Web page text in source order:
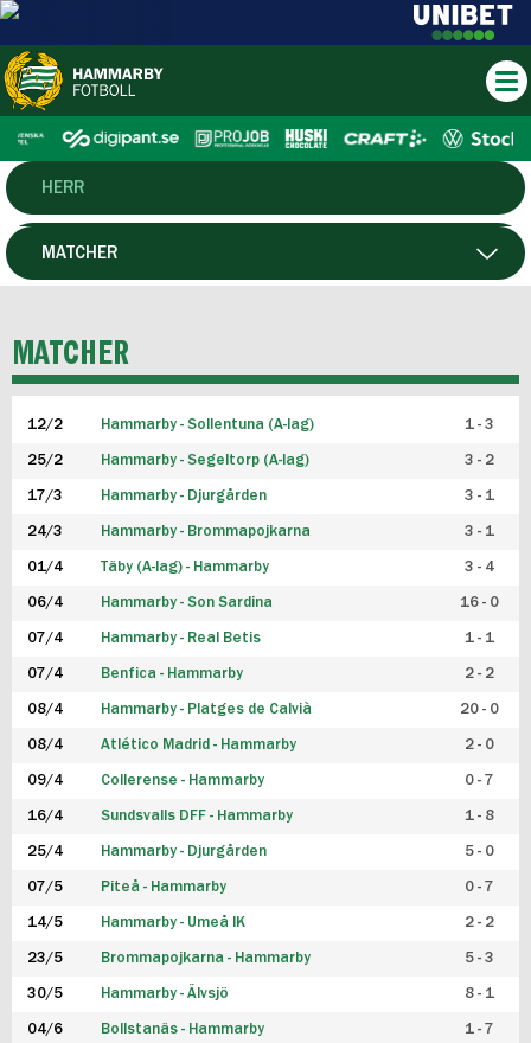
HERR
DAM
P19
F19
FUTSAL HERR
FUTSAL DAM
MATCHER
MATCHER
12/2 Hammarby - Sollentuna (A-lag) 1 - 3
25/2 Hammarby - Segeltorp (A-lag) 3 - 2
17/3 Hammarby - Djurgården 3 - 1
24/3 Hammarby - Brommapojkarna 3 - 1
01/4 Täby (A-lag) - Hammarby 3 - 4
06/4 Hammarby - Son Sardina 16 - 0
07/4 Hammarby - Real Betis 1 - 1
07/4 Benfica - Hammarby 2 - 2
08/4 Hammarby - Platges de Calvià 20 - 0
08/4 Atlético Madrid - Hammarby 2 - 0
09/4 Collerense - Hammarby 0 - 7
16/4 Sundsvalls DFF - Hammarby 1 - 8
25/4 Hammarby - Djurgården 5 - 0
07/5 Piteå - Hammarby 0 - 7
14/5 Hammarby - Umeå IK 2 - 2
23/5 Brommapojkarna - Hammarby 5 - 3
30/5 Hammarby - Älvsjö 8 - 1
04/6 Bollstanäs - Hammarby 1 - 7